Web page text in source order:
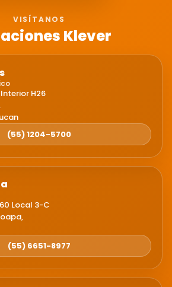
VISÍTANOS
Klever
H26
(55) 1204-5700
Local 3-C
(55) 6651-8977